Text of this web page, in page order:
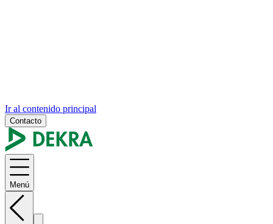
Ir al contenido principal
Contacto
Menú